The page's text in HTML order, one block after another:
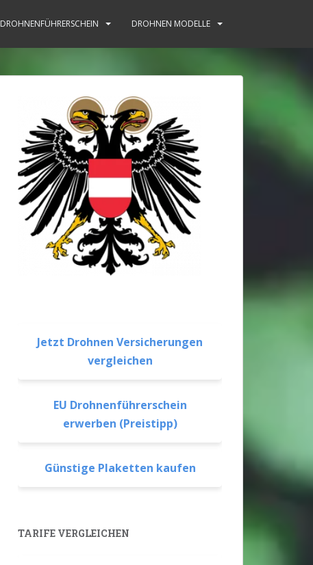
DROHNENFÜHRERSCHEIN DROHNEN MODELLE
Jetzt Drohnen Versicherungen
vergleichen
EU Drohnenführerschein
erwerben (Preistipp)
Günstige Plaketten kaufen
TARIFE VERGLEICHEN